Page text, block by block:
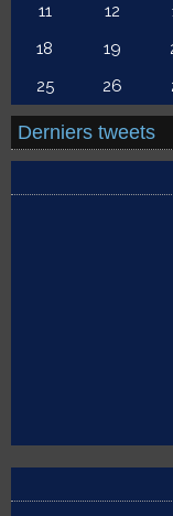
11
12
18
19
25
26
Derniers tweets